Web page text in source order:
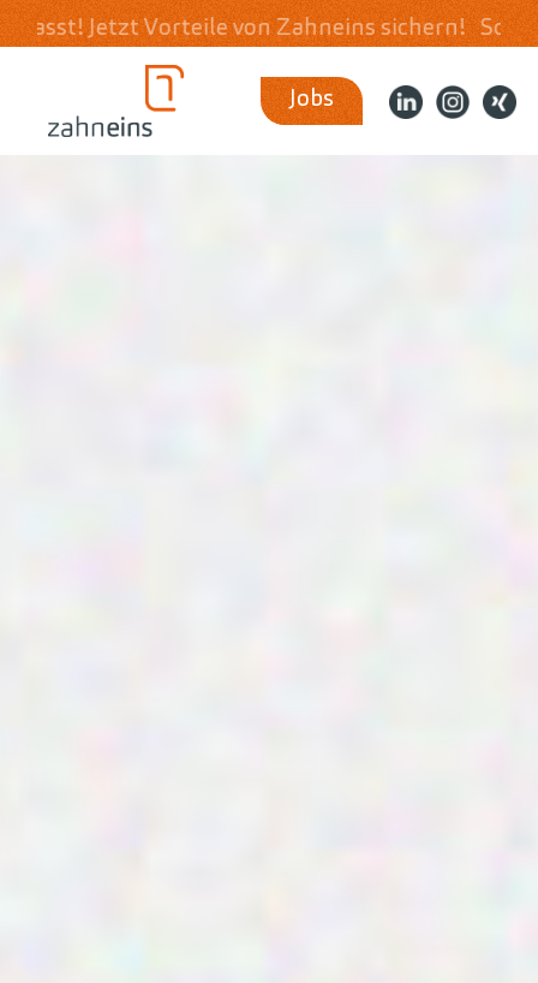
von Zahneins sichern! Schnell &
Jobs